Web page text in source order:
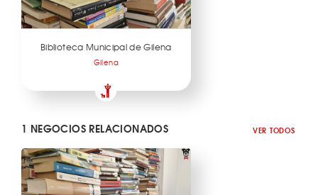
Biblioteca Municipal de Gilena
Gilena
1 NEGOCIOS RELACIONADOS VER TODOS